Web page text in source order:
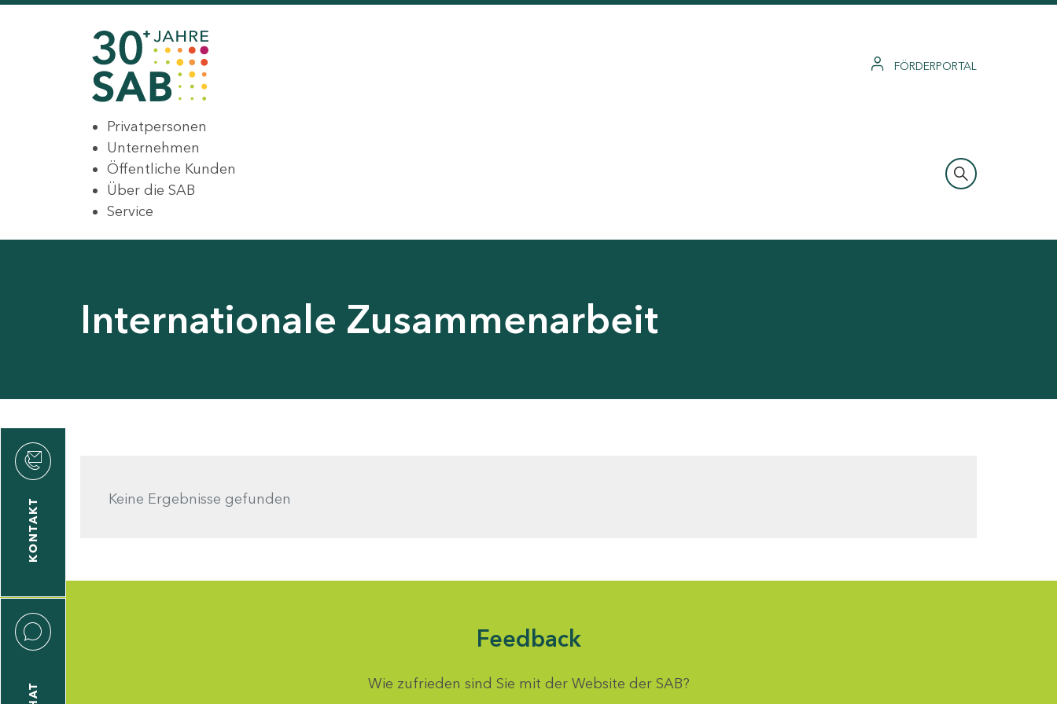
FÖRDERPORTAL
Privatpersonen
Unternehmen
Öffentliche Kunden
Über die SAB
Service
Internationale Zusammenarbeit
KONTAKT Keine Ergebnisse gefunden
Feedback
Wie zufrieden sind Sie mit der Website der SAB?